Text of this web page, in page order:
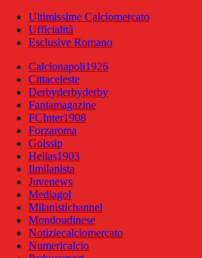
Ultimissime Calciomercato
Ufficialità
Esclusive Romano
Calcionapoli1926
Cittaceleste
Derbyderbyderby
Fantamagazine
FCInter1908
Forzaroma
Golssip
Hellas1903
Ilmilanista
Juvenews
Mediagol
Milanistichannel
Mondoudinese
Notiziecalciomercato
Numericalcio